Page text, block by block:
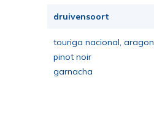
druivensoort
touriga nacional,
pinot noir
garnacha